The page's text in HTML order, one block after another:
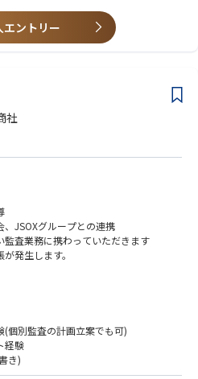
ション（読む、書く、話す、聞く）が
エントリー
社
、JSOXグループとの連携
監査業務に携わっていただきます
発生します。
(個別監査の計画立案でも可)
経験
き)